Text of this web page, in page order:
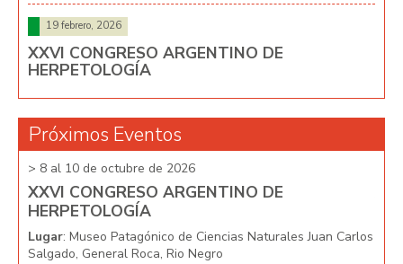
19 febrero, 2026
XXVI CONGRESO ARGENTINO DE
HERPETOLOGÍA
Próximos Eventos
> 8 al 10 de octubre de 2026
XXVI CONGRESO ARGENTINO DE
HERPETOLOGÍA
Lugar: Museo Patagónico de Ciencias Naturales Juan Carlos
Salgado, General Roca, Rio Negro